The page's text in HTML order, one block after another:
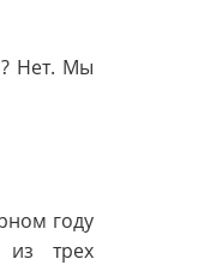
Нет. Мы
году
из трех